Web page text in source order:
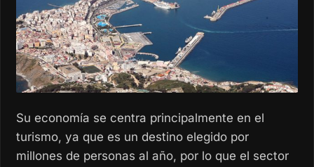
Su economía se centra principalmente en el
turismo, ya que es un destino elegido por
millones de personas al año, por lo que el sector